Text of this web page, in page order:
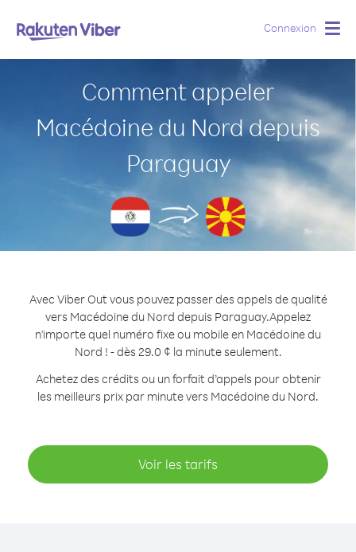
Connexion
Comment appeler
Macédoine du Nord depuis
Paraguay
Avec Viber Out vous pouvez passer des appels de qualité
vers Macédoine du Nord depuis Paraguay.Appelez
n'importe quel numéro fixe ou mobile en Macédoine du
Nord ! - dès 29.0 ¢ la minute seulement.
Achetez des crédits ou un forfait d’appels pour obtenir
les meilleurs prix par minute vers Macédoine du Nord.
Voir les tarifs